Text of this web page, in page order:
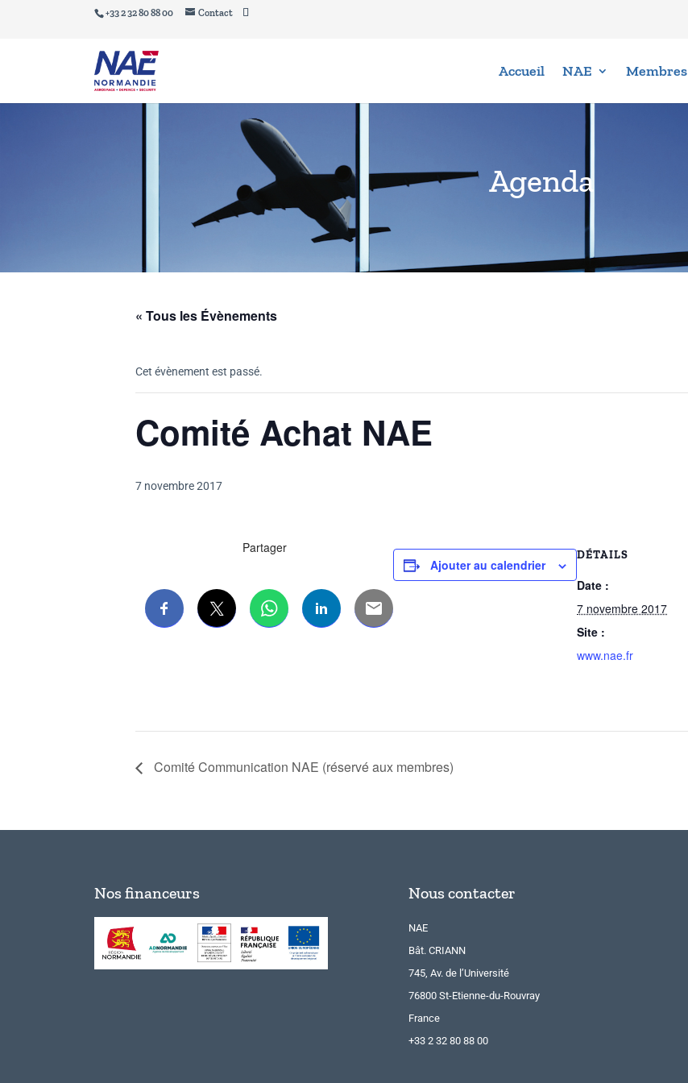
+33 2 32 80 88 00 Contact
Accueil NAE Membres
Agenda
« Tous les Évènements
Cet évènement est passé.
Comité Achat NAE
7 novembre 2017
Partager
Ajouter au calendrier
DÉTAILS
Date :
7 novembre 2017
Site :
www.nae.fr
Comité Communication NAE (réservé aux membres)
Nos financeurs Nous contacter
NAE
Bât. CRIANN
745, Av. de l’Université
76800 St-Etienne-du-Rouvray
France
+33 2 32 80 88 00